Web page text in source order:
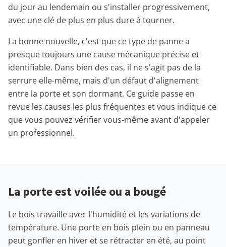
du jour au lendemain ou s'installer progressivement,
avec une clé de plus en plus dure à tourner.
La bonne nouvelle, c'est que ce type de panne a
presque toujours une cause mécanique précise et
identifiable. Dans bien des cas, il ne s'agit pas de la
serrure elle-même, mais d'un défaut d'alignement
entre la porte et son dormant. Ce guide passe en
revue les causes les plus fréquentes et vous indique ce
que vous pouvez vérifier vous-même avant d'appeler
un professionnel.
La porte est voilée ou a bougé
Le bois travaille avec l'humidité et les variations de
température. Une porte en bois plein ou en panneau
peut gonfler en hiver et se rétracter en été, au point